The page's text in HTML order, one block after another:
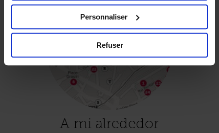
Personnaliser
Refuser
A mi alrededor